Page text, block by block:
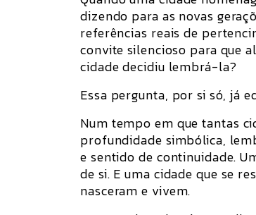
dizendo para as novas
referências reais de
convite silencioso para que
cidade decidiu lembrá-la?
Essa pergunta, por si só, já
Num tempo em que tantas
profundidade simbólica,
e sentido de continuidade.
de si. E uma cidade que se
nasceram e vivem.